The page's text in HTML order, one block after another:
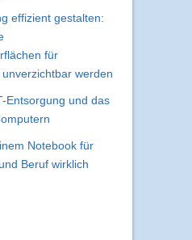
effizient gestalten:
für
werden
Entsorgung und das
Notebook für
Beruf wirklich